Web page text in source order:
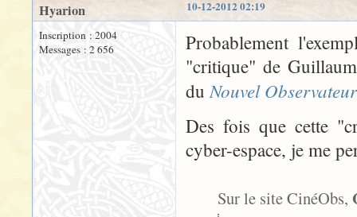
10-12-2012 02:19
Hyarion
Inscription : 2004
Messages : 2 656
Probablement
"critique" de
duNouvel Observateur
Des fois que cette
cyber-espace, je me
Sur le site CinéObs,